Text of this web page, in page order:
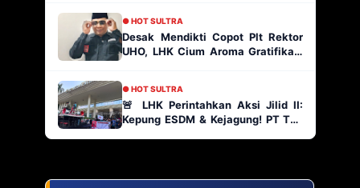
● HOT SULTRA
Desak Mendikti Copot Plt Rektor
UHO, LHK Cium Aroma Gratifikasi
● HOT SULTRA
🚨 LHK Perintahkan Aksi Jilid II:
Kepung ESDM & Kejagung! PT TJA